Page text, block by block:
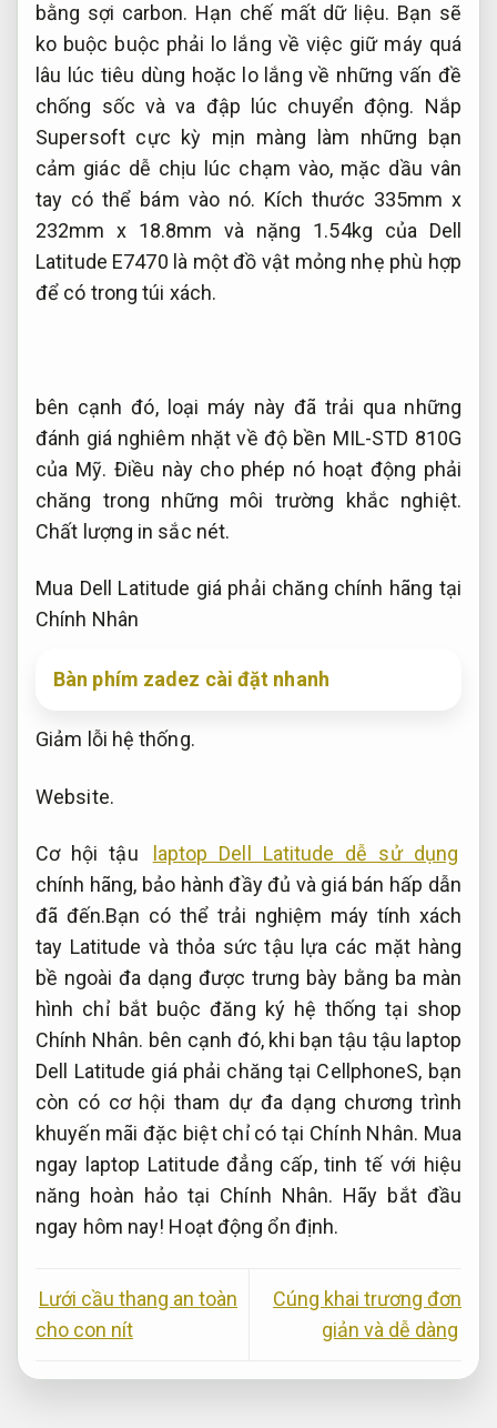
bằng sợi carbon. Hạn chế mất dữ liệu. Bạn sẽ
ko buộc buộc phải lo lắng về việc giữ máy quá
lâu lúc tiêu dùng hoặc lo lắng về những vấn đề
chống sốc và va đập lúc chuyển động. Nắp
Supersoft cực kỳ mịn màng làm những bạn
cảm giác dễ chịu lúc chạm vào, mặc dầu vân
tay có thể bám vào nó. Kích thước 335mm x
232mm x 18.8mm và nặng 1.54kg của Dell
Latitude E7470 là một đồ vật mỏng nhẹ phù hợp
để có trong túi xách.
bên cạnh đó, loại máy này đã trải qua những
đánh giá nghiêm nhặt về độ bền MIL-STD 810G
của Mỹ. Điều này cho phép nó hoạt động phải
chăng trong những môi trường khắc nghiệt.
Chất lượng in sắc nét.
Mua Dell Latitude giá phải chăng chính hãng tại
Chính Nhân
Bàn phím zadez cài đặt nhanh
Giảm lỗi hệ thống.
Website.
Cơ hội tậu
laptop Dell Latitude dễ sử dụng
chính hãng, bảo hành đầy đủ và giá bán hấp dẫn
đã đến.Bạn có thể trải nghiệm máy tính xách
tay Latitude và thỏa sức tậu lựa các mặt hàng
bề ngoài đa dạng được trưng bày bằng ba màn
hình chỉ bắt buộc đăng ký hệ thống tại shop
Chính Nhân. bên cạnh đó, khi bạn tậu tậu laptop
Dell Latitude giá phải chăng tại CellphoneS, bạn
còn có cơ hội tham dự đa dạng chương trình
khuyến mãi đặc biệt chỉ có tại Chính Nhân. Mua
ngay laptop Latitude đẳng cấp, tinh tế với hiệu
năng hoàn hảo tại Chính Nhân. Hãy bắt đầu
ngay hôm nay! Hoạt động ổn định.
Lưới cầu thang an toàn
cho con nít
Cúng khai trương đơn
giản và dễ dàng